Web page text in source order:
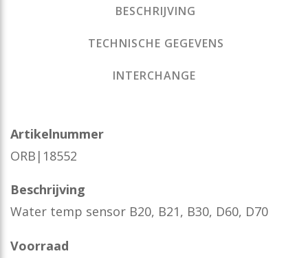
BESCHRIJVING
TECHNISCHE GEGEVENS
INTERCHANGE
Artikelnummer
ORB|18552
Beschrijving
Water temp sensor B20, B21, B30, D60, D70
Voorraad